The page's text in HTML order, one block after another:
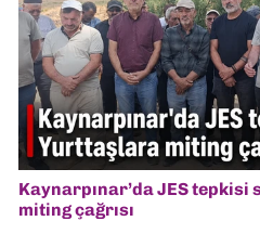
Kaynarpınar’da JES
miting çağrısı